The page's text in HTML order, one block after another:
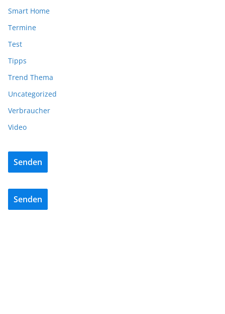
Smart Home
Termine
Test
Tipps
Trend Thema
Uncategorized
Verbraucher
Video
Senden
Senden